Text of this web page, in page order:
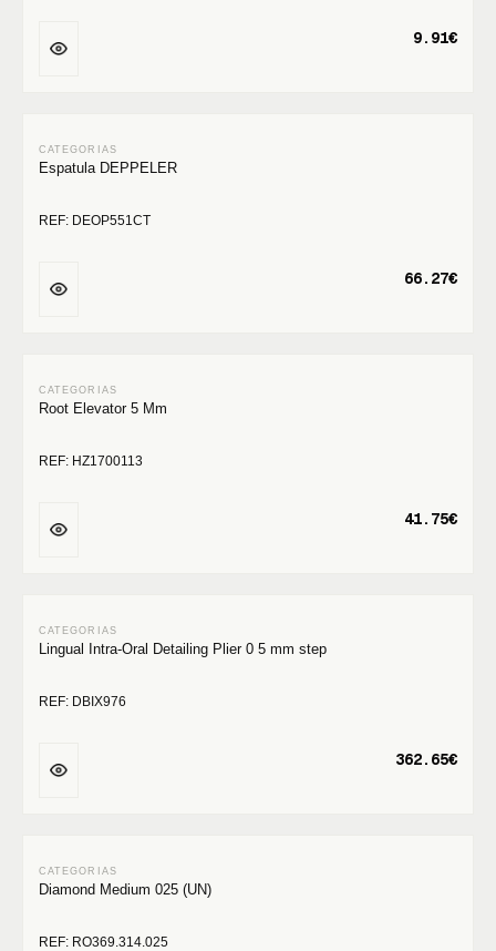
9.91€
Espatula DEPPELER
REF: DEOP551CT
66.27€
Root Elevator 5 Mm
REF: HZ1700113
41.75€
Lingual Intra-Oral Detailing Plier 0 5 mm step
REF: DBIX976
362.65€
Diamond Medium 025 (UN)
REF: RO369.314.025